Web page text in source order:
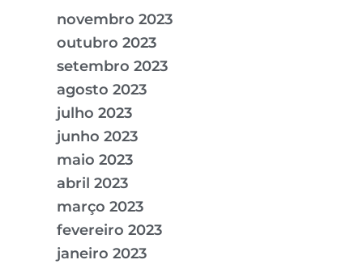
novembro 2023
outubro 2023
setembro 2023
agosto 2023
julho 2023
junho 2023
maio 2023
abril 2023
março 2023
fevereiro 2023
janeiro 2023